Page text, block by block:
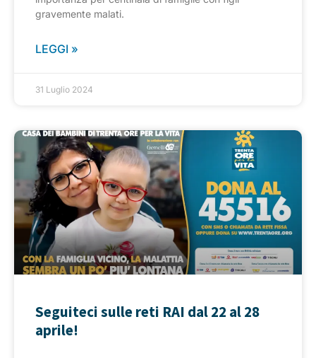
gravemente malati.
LEGGI »
31 Luglio 2024
Seguiteci sulle reti RAI dal 22 al 28
aprile!